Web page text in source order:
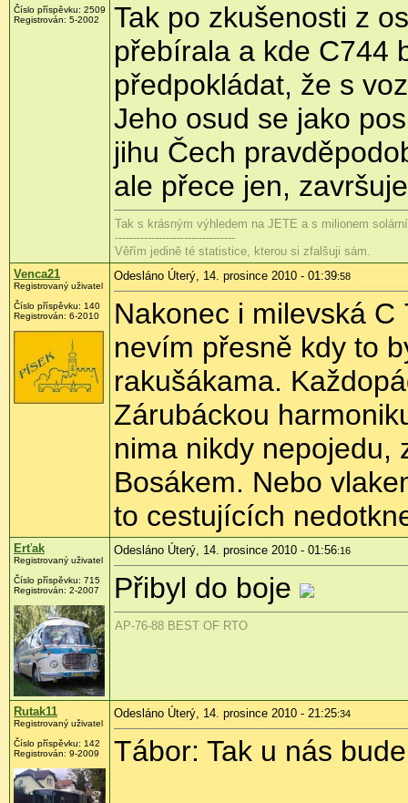
Číslo příspěvku: 2509
Registrován: 5-2002
Tak po zkušenosti z
přebírala a kde C744
předpokládat, že s
Jeho osud se jako
jihu Čech
ale přece jen,
Tak s krásným výhledem na JETE a s milionem
---------------------------------
Věřím jedině té statistice, kterou si zfalšuji sám.
Venca21
Registrovaný uživatel
Číslo příspěvku: 140
Registrován: 6-2010
Odesláno Úterý, 14. prosince 2010 - 01:39:58
Nakonec i milevská
nevím přesně kdy to
rakušákama.
Zárubáckou
nima nikdy nepojedu,
Bosákem. Nebo
to cestujících
Erťak
Registrovaný uživatel
Číslo příspěvku: 715
Registrován: 2-2007
Odesláno Úterý, 14. prosince 2010 - 01:56:16
Přibyl do boje
AP-76-88 BEST OF RTO
Rutak11
Registrovaný uživatel
Číslo příspěvku: 142
Registrován: 9-2009
Odesláno Úterý, 14. prosince 2010 - 21:25:34
Tábor: Tak u nás